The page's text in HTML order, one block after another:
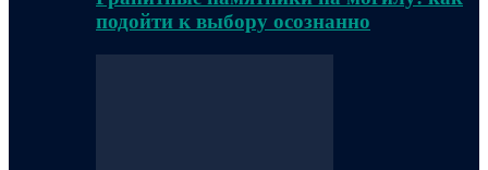
подойти к выбору осознанно